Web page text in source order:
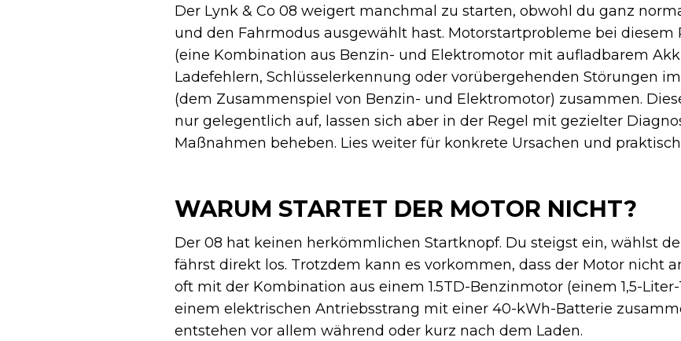
Der Lynk & Co 08 weigert manchmal zu starten, obwohl du ganz
und den Fahrmodus ausgewählt hast. Motorstartprobleme bei diesem
(eine Kombination aus Benzin- und Elektromotor mit aufladbarem
Ladefehlern, Schlüsselerkennung oder vorübergehenden Störungen
(dem Zusammenspiel von Benzin- und Elektromotor) zusammen.
nur gelegentlich auf, lassen sich aber in der Regel mit gezielter
Maßnahmen beheben. Lies weiter für konkrete Ursachen und
WARUM STARTET DER MOTOR NICHT?
Der 08 hat keinen herkömmlichen Startknopf. Du steigst ein, wählst
fährst direkt los. Trotzdem kann es vorkommen, dass der Motor nicht
oft mit der Kombination aus einem 1.5TD-Benzinmotor (einem 1,5-
einem elektrischen Antriebsstrang mit einer 40-kWh-Batterie
entstehen vor allem während oder kurz nach dem Laden.